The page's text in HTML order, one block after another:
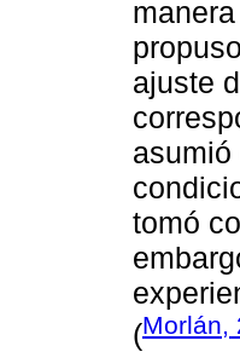
ajuste
tomó
(Morlán,